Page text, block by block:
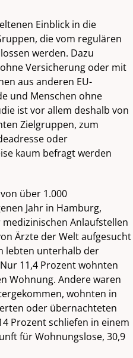
Einblick in die
die vom regulären
werden. Dazu
Versicherung oder mit
aus anderen EU-
und Menschen ohne
ist vor allem deshalb von
Zielgruppen, zum
oder
kaum befragt werden
über 1.000
Jahr in Hamburg,
Anlaufstellen
Ärzte der Welt aufgesucht
lebten unterhalb der
11,4 Prozent wohnten
Wohnung. Andere waren
wohnten in
oder übernachteten
Prozent schliefen in einem
für Wohnungslose, 30,9